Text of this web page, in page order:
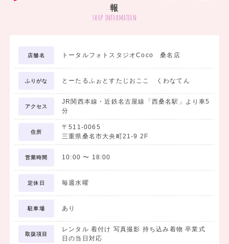
報
shop information
店舗名 トータルフォトスタジオCoco 桑名店
ふりがな とーたるふぉとすたじおここ くわなてん
アクセス
JR関西本線・近鉄名古屋線「西桑名駅」より車5
分
住所
〒511-0065
三重県桑名市大央町21-9 2F
営業時間 10:00 〜 18:00
定休日 毎週水曜
駐車場 あり
取扱項目
レンタル 着付け 写真撮影 持ち込み着物 卒業式
日の当日対応